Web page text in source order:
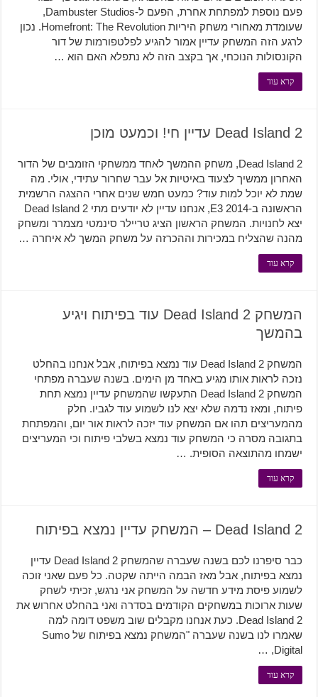
פעם נוספת למפתחת אחרת, הפעם ל-Dambuster Studios,
שעומדת מאחורי משחק היריות Homefront: The Revolution. נכון
לרגע הזה המשחק עדיין אמור להגיע לפלטפורמות של דור
הקונסולות הנוכחי, אך בקצב הזה לא נתפלא האם הוא …
קרא עוד
Dead Island 2 עדיין חי! וכמעט מוכן
Dead Island 2, משחק ההמשך לאחד ממשחקי הזומבים של הדור
האחרון ממשיך לצעוד באיטיות אל עבר שחרור עתידי, אולי. מה
שמת לא יוכל למות עוד? כמעט חמש שנים אחרי ההצגה הרשמית
הראשונה ב-E3 2014, אנחנו עדיין לא יודעים מתי Dead Island 2
יצא לחנויות. המשחק הראשון הציג טריילר סינמטי מצמרר ומשחק
מהנה שהצליח במכירות וההכרזה על משחק המשך לא איחרה …
קרא עוד
המשחק Dead Island 2 עוד בפיתוח ויגיע
בהמשך
המשחק Dead Island 2 עוד נמצא בפיתוח, אבל אנחנו בהחלט
נזכה לראות אותו מגיע באחד מן הימים. בשנה שעברה מפתחי
המשחק Dead Island 2 התעקשו שהמשחק עדיין נמצא תחת
פיתוח, ומאז נדמה שלא יצא לנו לשמוע עוד לגביו. חלק
מהמעריצים תהו אם המשחק עוד יזכה לראות אור יום, והמפתחת
בתגובה מסרה כי המשחק עוד נמצא בשלבי פיתוח וכי המעריצים
ישמחו מהתוצאה הסופית. …
קרא עוד
Dead Island 2 – המשחק עדיין נמצא בפיתוח
כבר סיפרנו לכם בשנה שעברה שהמשחק Dead Island 2 עדיין
נמצא בפיתוח, אבל מאז הבמה הייתה שקטה. כל פעם שאני זוכה
לשמוע פיסת מידע חדשה על המשחק אני נרגש, זכיתי לשחק
שעות ארוכות במשחקים הקודמים בסדרה ואני בהחלט אחרוש את
Dead Island 2. כעת אנחנו מקבלים שוב משפט דומה למה
שאמרו לנו בשנה שעברה "המשחק נמצא בפיתוח של Sumo
Digital, …
קרא עוד